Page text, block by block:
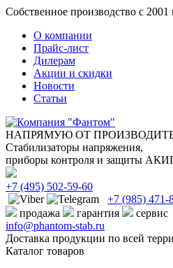
Собственное производство с 2001
О компании
Прайс-лист
Дилерам
Акции и скидки
Новости
Статьи
НАПРЯМУЮ ОТ
Стабилизаторы напряжения,
приборы контроля и защиты
+7 (495) 502-59-60
+7 (985) 471-
продажа
гарантия
сервис
info@phantom-stab.ru
Доставка продукции по всей
Каталог товаров